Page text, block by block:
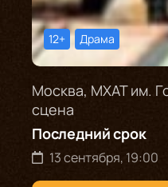
12+ Драма
Москва, МХАТ им.
сцена
Последний срок
13 сентября, 19:00